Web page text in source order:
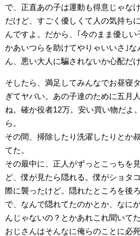
で、正直あの子は運動も得意じゃな
だけど、すごく優しくて人の気持ち
んですよ。だから、｢今のまま優し
かあいつらを助けてやりゃいいさ｣な
ん、悪い大人に騙されないか心配だけ
そしたら、満足してみんなでお昼寝
ぎてヤバい。あの子達のために五月
ね。確か役者12万。安い買い物だよ
ら。
その間、掃除したり洗濯したりとか
てた。
その最中に、正人がずっとこっちを
ど、僕が見たら隠れる。僕がショタ
際に襲ったけど。隠れたところを後ろ
で、なんで隠れてたのかとか、なに
んじゃないの？とかあれこれ聞いて
おじさんはそんなに俺らのことに必